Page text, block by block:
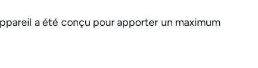
a été conçu pour apporter un maximum